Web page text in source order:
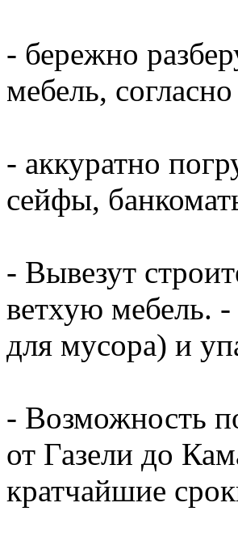
- бережно
мебель,
- аккуратно
сейфы,
- Вывезут
ветхую мебель.
для мусора) и
- Возможность
от Газели до
кратчайшие